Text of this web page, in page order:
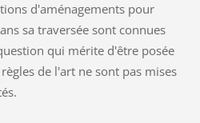
d'aménagements pour
sa traversée sont connues
qui mérite d'être posée
de l'art ne sont pas mises